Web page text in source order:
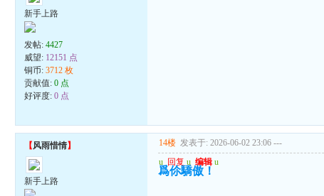
新手上路
发帖:4427
威望: 12151 点
铜币:3712 枚
贡献值:0 点
好评度:0 点
【风雨惜情】
新手上路
14楼 发表于: 2026-06-02 23:06 ---
u 回复 u 编辑 u
爲伱驕傲！